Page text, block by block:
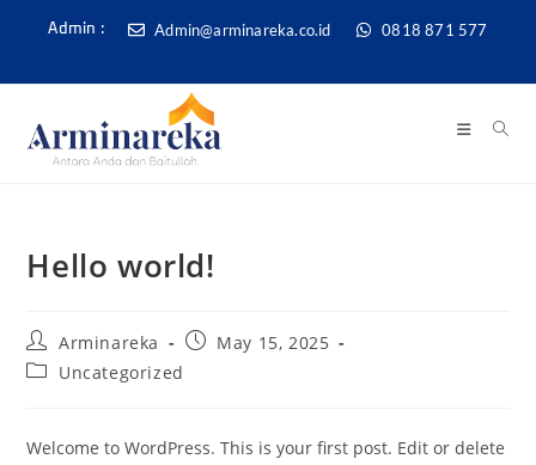
Admin : Admin@arminareka.co.id 0818 871 577
Hello world!
Arminareka
May 15, 2025
Uncategorized
Welcome to WordPress. This is your first post. Edit or delete